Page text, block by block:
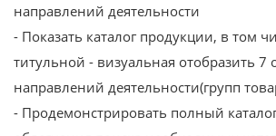
направлений деятельности
- Показать каталог продукции, в том
титульной - визуальная отобразить 7
направлений деятельности(групп
- Продемонстрировать полный